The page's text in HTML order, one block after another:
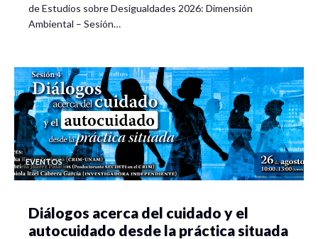
de Estudios sobre Desigualdades 2026: Dimensión
Ambiental – Sesión…
EVENTOS
Diálogos acerca del cuidado y el
autocuidado desde la práctica situada